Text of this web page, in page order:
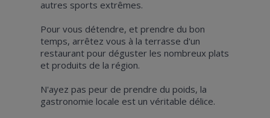
autres sports extrêmes.
Pour vous détendre, et prendre du bon
temps, arrêtez vous à la terrasse d'un
restaurant pour déguster les nombreux plats
et produits de la région.
N'ayez pas peur de prendre du poids, la
gastronomie locale est un véritable délice.